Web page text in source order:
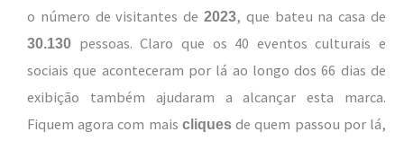
o número de visitantes de 2023, que bateu na casa de
30.130 pessoas. Claro que os 40 eventos culturais e
sociais que aconteceram por lá ao longo dos 66 dias de
exibição também ajudaram a alcançar esta marca.
Fiquem agora com mais cliquesde quem passou por lá,